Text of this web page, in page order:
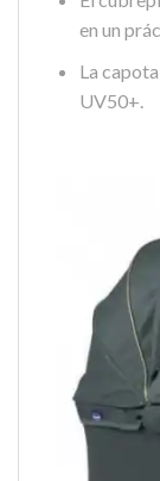
en un
La
UV50+.